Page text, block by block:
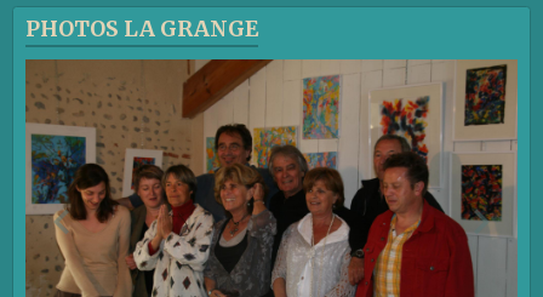
PHOTOS LA GRANGE